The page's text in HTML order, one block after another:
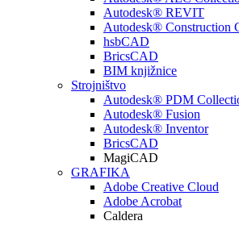
Autodesk® REVIT
Autodesk® Construction
hsbCAD
BricsCAD
BIM knjižnice
Strojništvo
Autodesk® PDM
Autodesk® Fusion
Autodesk® Inventor
BricsCAD
MagiCAD
GRAFIKA
Adobe Creative Cloud
Adobe Acrobat
Caldera